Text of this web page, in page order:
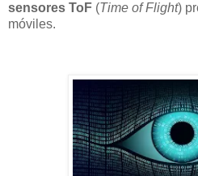
sensores ToF (Time of Flight)
móviles.